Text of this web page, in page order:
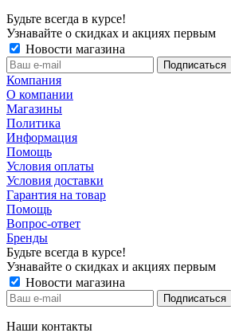
Будьте всегда в курсе!
Узнавайте о скидках и акциях первым
Новости магазина
Компания
О компании
Магазины
Политика
Информация
Помощь
Условия оплаты
Условия доставки
Гарантия на товар
Помощь
Вопрос-ответ
Бренды
Будьте всегда в курсе!
Узнавайте о скидках и акциях первым
Новости магазина
Наши контакты